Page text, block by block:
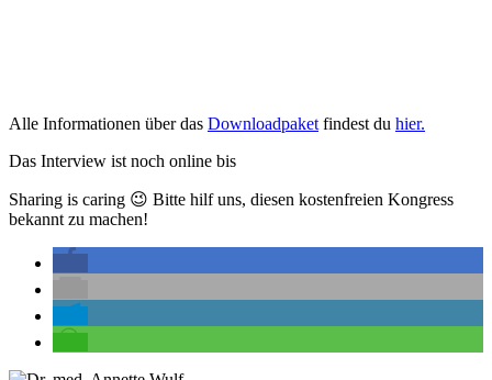
Alle Informationen über das Downloadpaket findest du hier.
Das Interview ist noch online bis
Sharing is caring 😉 Bitte hilf uns, diesen kostenfreien Kongress
bekannt zu machen!